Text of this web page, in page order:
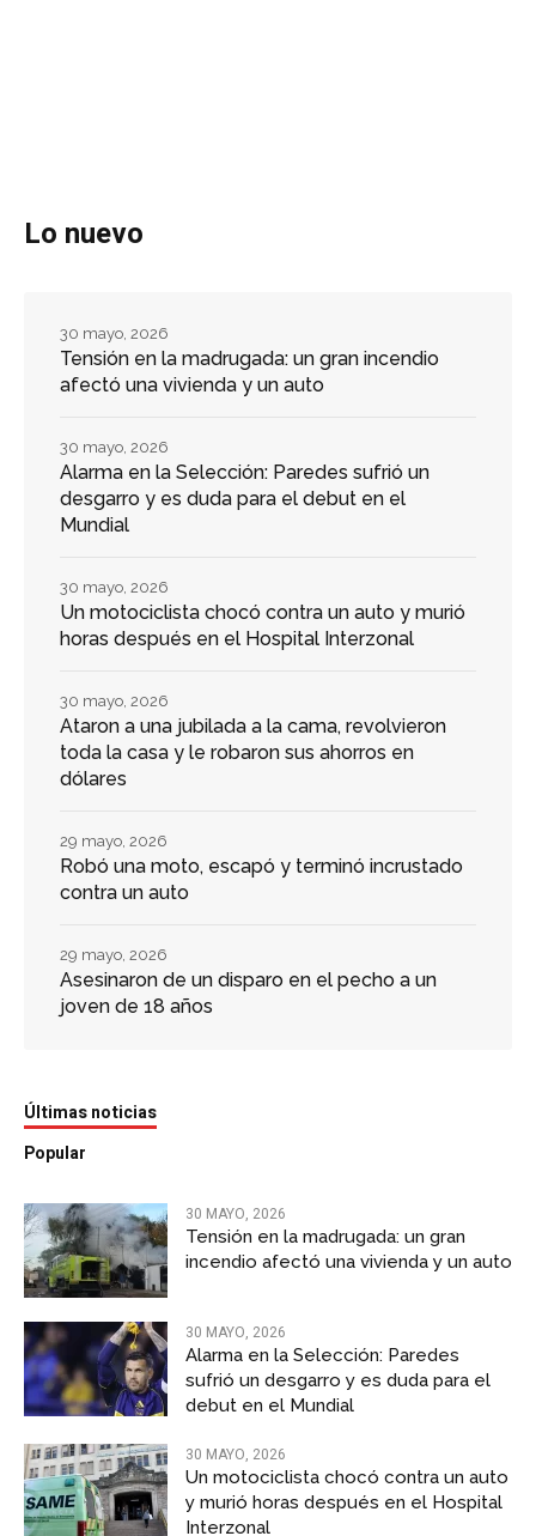
Lo nuevo
Tensión en la madrugada: un gran incendio
afectó una vivienda y un auto
30 mayo, 2026
Alarma en la Selección: Paredes sufrió un
desgarro y es duda para el debut en el
Mundial
30 mayo, 2026
Un motociclista chocó contra un auto y murió
horas después en el Hospital Interzonal
30 mayo, 2026
Ataron a una jubilada a la cama, revolvieron
toda la casa y le robaron sus ahorros en
dólares
30 mayo, 2026
Robó una moto, escapó y terminó incrustado
contra un auto
29 mayo, 2026
Asesinaron de un disparo en el pecho a un
joven de 18 años
29 mayo, 2026
Últimas noticias
Popular
30 MAYO, 2026
Tensión en la madrugada: un gran
incendio afectó una vivienda y un auto
30 MAYO, 2026
Alarma en la Selección: Paredes
sufrió un desgarro y es duda para el
debut en el Mundial
30 MAYO, 2026
Un motociclista chocó contra un auto
y murió horas después en el Hospital
Interzonal